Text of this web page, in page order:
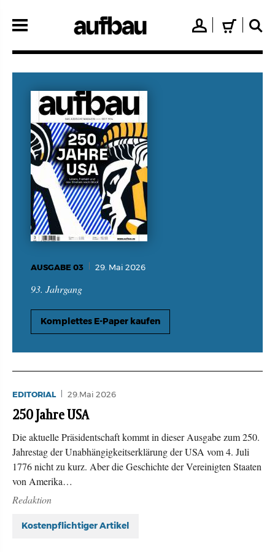
zum
👤 🛒 🔍
AUSGABE 03 29. Mai 2026
93. Jahrgang
Komplettes E-Paper kaufen
EDITORIAL 29.Mai 2026
250 Jahre USA
Die aktuelle Präsidentschaft kommt in dieser Ausgabe zum 250.
Jahrestag der Unabhängigkeitserklärung der USA vom 4. Juli
1776 nicht zu kurz. Aber die Geschichte der Vereinigten Staaten
von Amerika…
Redaktion
Kostenpflichtiger Artikel